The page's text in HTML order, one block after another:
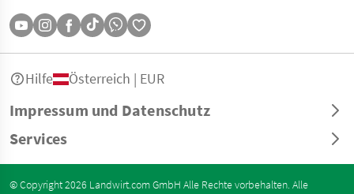
Impressum und Datenschutz
Services
Hilfe Österreich | EUR
© Copyright 2026 Landwirt.com GmbH Alle Rechte vorbehalten. Alle